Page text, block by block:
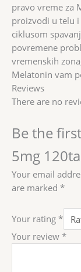
pravo vreme za
proizvodi u telu
ciklusom
povremene
vremenskih
Melatonin vam
Reviews
There are no
Be the
5mg
Your email
are marked *
Your rating *
Your review *